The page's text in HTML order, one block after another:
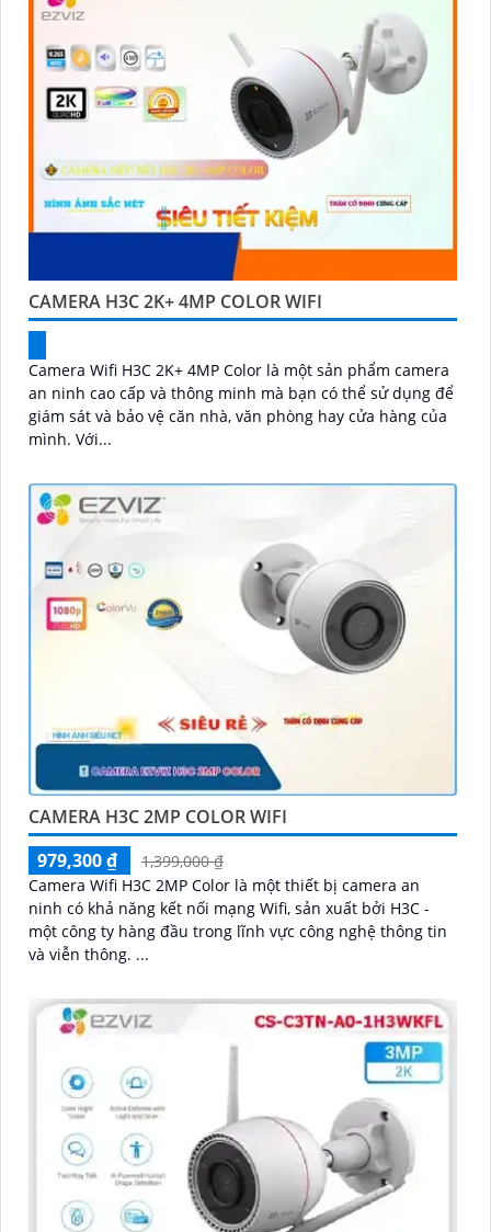
CAMERA H3C 2K+ 4MP COLOR WIFI
Camera Wifi H3C 2K+ 4MP Color là một sản phẩm camera
an ninh cao cấp và thông minh mà bạn có thể sử dụng để
giám sát và bảo vệ căn nhà, văn phòng hay cửa hàng của
mình. Với...
CAMERA H3C 2MP COLOR WIFI
979,300 ₫
1,399,000 ₫
Camera Wifi H3C 2MP Color là một thiết bị camera an
ninh có khả năng kết nối mạng Wifi, sản xuất bởi H3C -
một công ty hàng đầu trong lĩnh vực công nghệ thông tin
và viễn thông. ...